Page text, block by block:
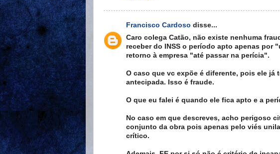
Francisco Cardoso disse...
Caro colega Catão, não existe nenhuma
receber do INSS o período apto apenas por
retorno à empresa "até passar na perícia".
O caso que vc expõe é diferente, pois ele já
antecipada. Isso é fraude.
O que eu falei é quando ele fica apto e a
No caso em que descreves, acho perigoso
conjunto da obra pois apenas pelo viés
crítico.